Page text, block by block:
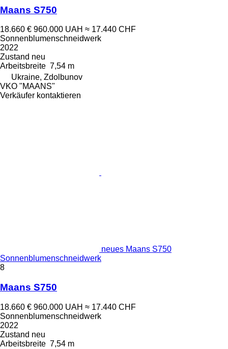
Maans S750
18.660 € 960.000 UAH ≈ 17.440 CHF
Sonnenblumenschneidwerk
2022
Zustand neu
Arbeitsbreite 7,54 m
Ukraine, Zdolbunov
VKO "MAANS"
Verkäufer kontaktieren
neues Maans S750
Sonnenblumenschneidwerk
8
Maans S750
18.660 € 960.000 UAH ≈ 17.440 CHF
Sonnenblumenschneidwerk
2022
Zustand neu
Arbeitsbreite 7,54 m